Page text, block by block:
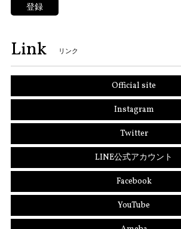
登録
Link リンク
Official site
Instagram
Twitter
LINE公式アカウント
Facebook
YouTube